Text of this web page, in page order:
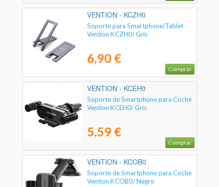
VENTION - KCZH0
Soporte para Smartphone/Tablet
Vention KCZH0/ Gris
6,90 €
Comprar
VENTION - KCEH0
Soporte de Smartphone para Coche
Vention KCEH0/ Gris
5,59 €
Comprar
VENTION - KCOB0
Soporte de Smartphone para Coche
Vention KCOB0/ Negro